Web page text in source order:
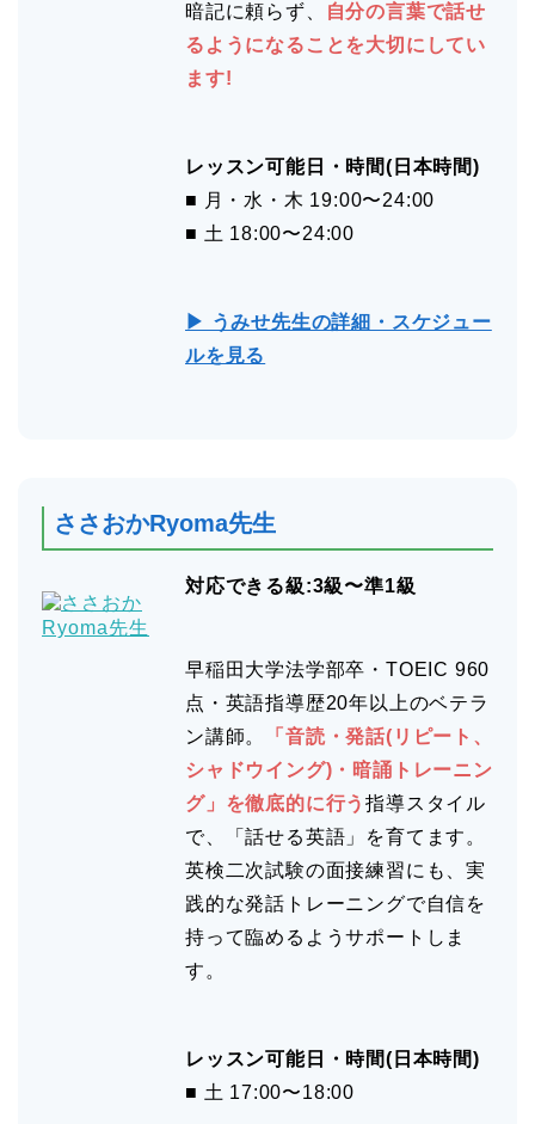
暗記に頼らず、
自分の言葉で話せ
るようになることを大切にしてい
ます!
レッスン可能日・時間(日本時間)
■ 月・水・木 19:00〜24:00
■ 土 18:00〜24:00
▶ うみせ先生の詳細・スケジュー
ルを見る
ささおかRyoma先生
対応できる級:3級〜準1級
早稲田大学法学部卒・TOEIC 960
点・英語指導歴20年以上のベテラ
ン講師。
「音読・発話(リピート、
シャドウイング)・暗誦トレーニン
グ」を徹底的に行う指導スタイル
で、「話せる英語」を育てます。
英検二次試験の面接練習にも、実
践的な発話トレーニングで自信を
持って臨めるようサポートしま
す。
レッスン可能日・時間(日本時間)
■ 土 17:00〜18:00